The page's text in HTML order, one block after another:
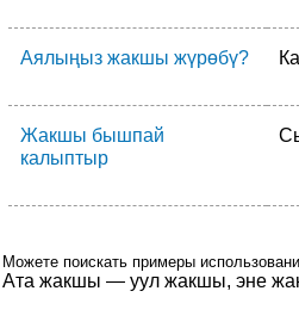
Аялыңыз жакшы жүрөбү?
Жакшы бышпай
калыптыр
Можете поискать примеры
Ата жакшы — уул жакшы, эне